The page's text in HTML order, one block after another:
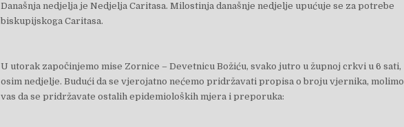
Današnja nedjelja je Nedjelja Caritasa. Milostinja današnje nedjelje upućuje se za potrebe
biskupijskoga Caritasa.
U utorak započinjemo mise Zornice – Devetnicu Božiću, svako jutro u župnoj crkvi u 6 sati,
osim nedjelje. Budući da se vjerojatno nećemo pridržavati propisa o broju vjernika, molimo
vas da se pridržavate ostalih epidemioloških mjera i preporuka: